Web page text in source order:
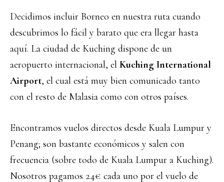
Decidimos incluir Borneo en nuestra ruta cuando
descubrimos lo fácil y barato que era llegar hasta
aquí. La ciudad de Kuching dispone de un
aeropuerto internacional, el Kuching International
Airport, el cual está muy bien comunicado tanto
con el resto de Malasia como con otros países.
Encontramos vuelos directos desde Kuala Lumpur y
Penang; son bastante económicos y salen con
frecuencia (sobre todo de Kuala Lumpur a Kuching).
Nosotros pagamos 24€ cada uno por el vuelo de